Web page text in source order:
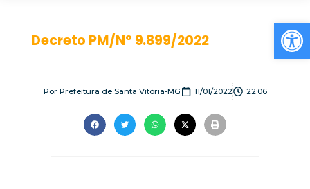
Decreto PM/N° 9.899/2022
PorPrefeitura de Santa Vitória-MG 11/01/2022 22:06